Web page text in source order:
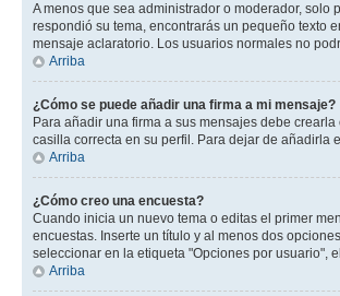
A menos que sea administrador o moderador,
respondió su tema, encontrarás un pequeño texto
mensaje aclaratorio. Los usuarios normales no
Arriba
¿Cómo se puede añadir una firma a mi mensaje?
Para añadir una firma a sus mensajes debe
casilla correcta en su perfil. Para dejar de
Arriba
¿Cómo creo una encuesta?
Cuando inicia un nuevo tema o editas el primer
encuestas. Inserte un título y al menos dos
seleccionar en la etiqueta "Opciones por usuario",
Arriba